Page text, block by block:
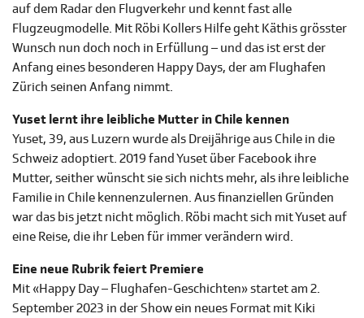
auf dem Radar den Flugverkehr und kennt fast alle
Flugzeugmodelle. Mit Röbi Kollers Hilfe geht Käthis grösster
Wunsch nun doch noch in Erfüllung – und das ist erst der
Anfang eines besonderen Happy Days, der am Flughafen
Zürich seinen Anfang nimmt.
Yuset lernt ihre leibliche Mutter in Chile kennen
Yuset, 39, aus Luzern wurde als Dreijährige aus Chile in die
Schweiz adoptiert. 2019 fand Yuset über Facebook ihre
Mutter, seither wünscht sie sich nichts mehr, als ihre leibliche
Familie in Chile kennenzulernen. Aus finanziellen Gründen
war das bis jetzt nicht möglich. Röbi macht sich mit Yuset auf
eine Reise, die ihr Leben für immer verändern wird.
Eine neue Rubrik feiert Premiere
Mit «Happy Day – Flughafen-Geschichten» startet am 2.
September 2023 in der Show ein neues Format mit Kiki